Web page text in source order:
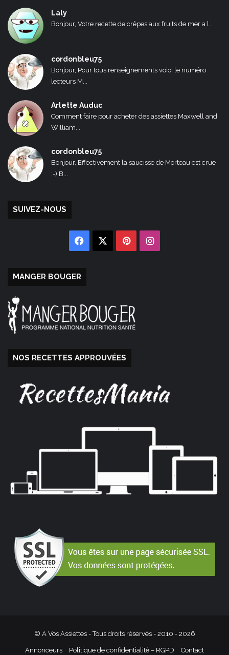
Laly
Bonjour, Votre recette de crêpes aux fruits de mer a l...
cordonbleu75
Bonjour, Pour tous renseignements voici le numéro
lecteurs M...
Arlette Auduc
Comment faire pour acheter des assiettes Maxwell and
William...
cordonbleu75
Bonjour, Effectivement la saucisse de Morteau est crue
:-) B...
SUIVEZ-NOUS
Facebook PinterestInstagram
MANGER BOUGER
NOS RECETTES APPROUVÉES
© A Vos Assiettes - Tous droits réservés - 2010 - 2026
Annonceurs Politique de confidentialité – RGPD Contact